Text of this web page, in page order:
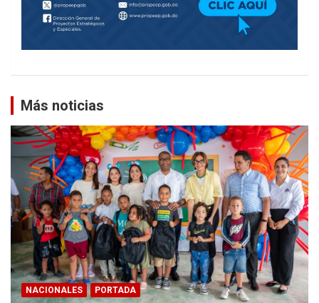
Más noticias
NACIONALES PORTADA